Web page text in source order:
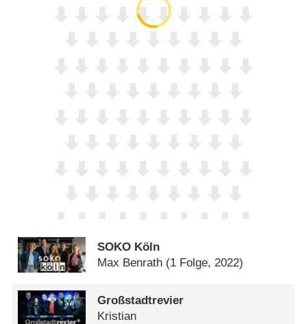
SOKO Köln
Max Benrath (1 Folge, 2022)
Großstadtrevier
Kristian